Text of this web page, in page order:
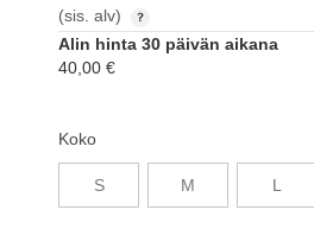
(sis. alv)
Alin hinta 30 päivän aikana
40,00 €
Koko
S M L